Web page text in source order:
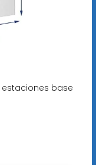
base